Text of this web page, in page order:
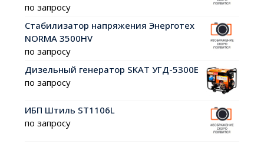
по запросу
Стабилизатор напряжения Энерготех
NORMA 3500HV
по запросу
Дизельный генератор SKAT УГД-5300Е
по запросу
ИБП Штиль ST1106L
по запросу